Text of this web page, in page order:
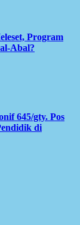
Program
Abal?
645/gty. Pos
di